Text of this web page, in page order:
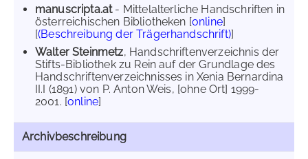
manuscripta.at- Mittelalterliche Handschriften in
österreichischen Bibliotheken [online]
[(Beschreibung der Trägerhandschrift)]
Walter Steinmetz, Handschriftenverzeichnis der
Stifts-Bibliothek zu Rein auf der Grundlage des
Handschriftenverzeichnisses in Xenia Bernardina
II.I (1891) von P. Anton Weis, [ohne Ort] 1999-
2001. [online]
Archivbeschreibung